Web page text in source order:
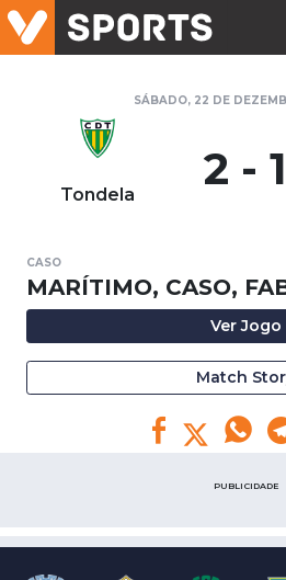
SÁBADO, 22 DE
Tondela 2 - 1
CASO
MARÍTIMO, CASO,
Ver Jogo
Match
PUBLICIDADE